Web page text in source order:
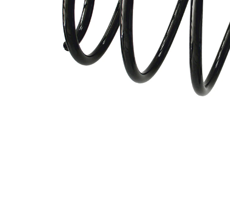
průměrem
Vnější
průměr
174 mm
Průměr
drátu
15,50 mm